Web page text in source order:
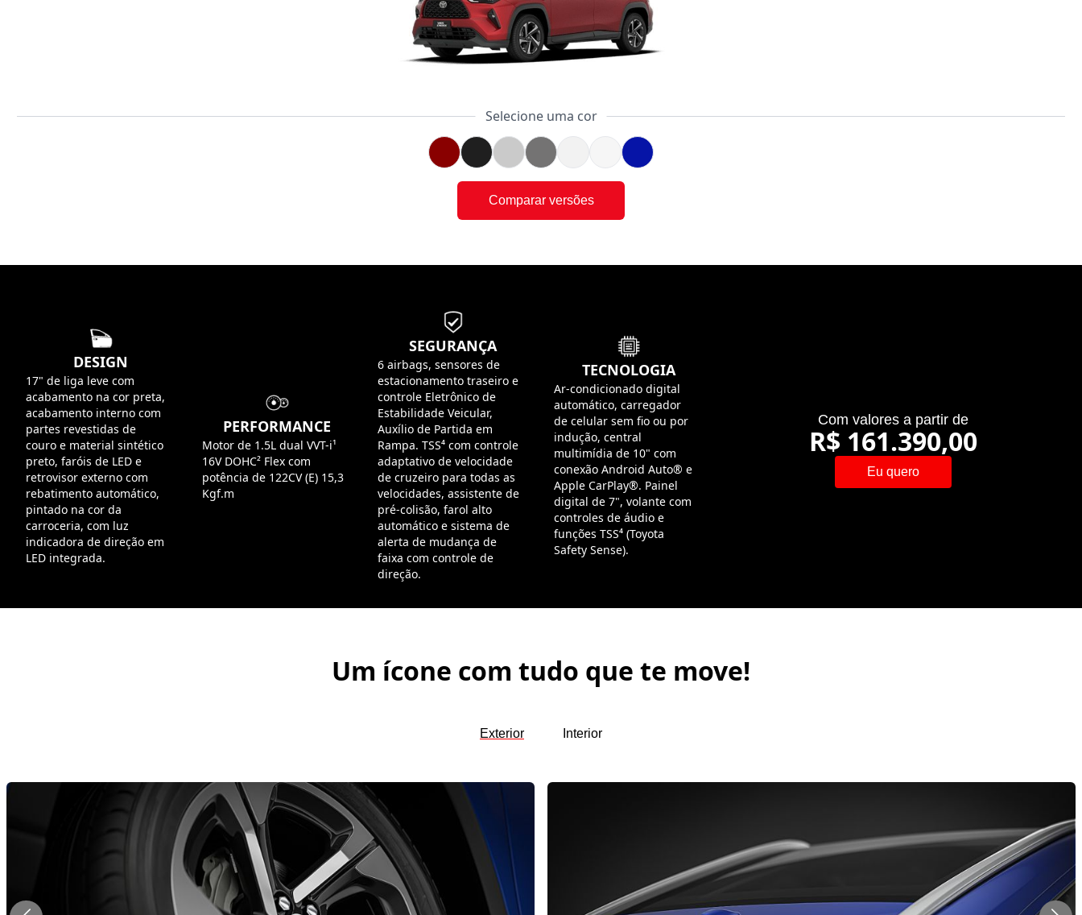
Selecione uma cor
Comparar versões
DESIGN
17" de liga leve com
acabamento na cor preta,
acabamento interno com
partes revestidas de
couro e material sintético
preto, faróis de LED e
retrovisor externo com
rebatimento automático,
pintado na cor da
carroceria, com luz
indicadora de direção em
LED integrada.
PERFORMANCE
Motor de 1.5L dual VVT-i¹
16V DOHC² Flex com
potência de 122CV (E) 15,3
Kgf.m
SEGURANÇA
6 airbags, sensores de
estacionamento traseiro e
controle Eletrônico de
Estabilidade Veicular,
Auxílio de Partida em
Rampa. TSS⁴ com controle
adaptativo de velocidade
de cruzeiro para todas as
velocidades, assistente de
pré-colisão, farol alto
automático e sistema de
alerta de mudança de
faixa com controle de
direção.
TECNOLOGIA
Ar-condicionado digital
automático, carregador
de celular sem fio ou por
indução, central
multimídia de 10" com
conexão Android Auto® e
Apple CarPlay®. Painel
digital de 7", volante com
controles de áudio e
funções TSS⁴ (Toyota
Safety Sense).
Com valores a partir de
R$ 161.390,00
Eu quero
Um ícone com tudo que te move!
Exterior Interior